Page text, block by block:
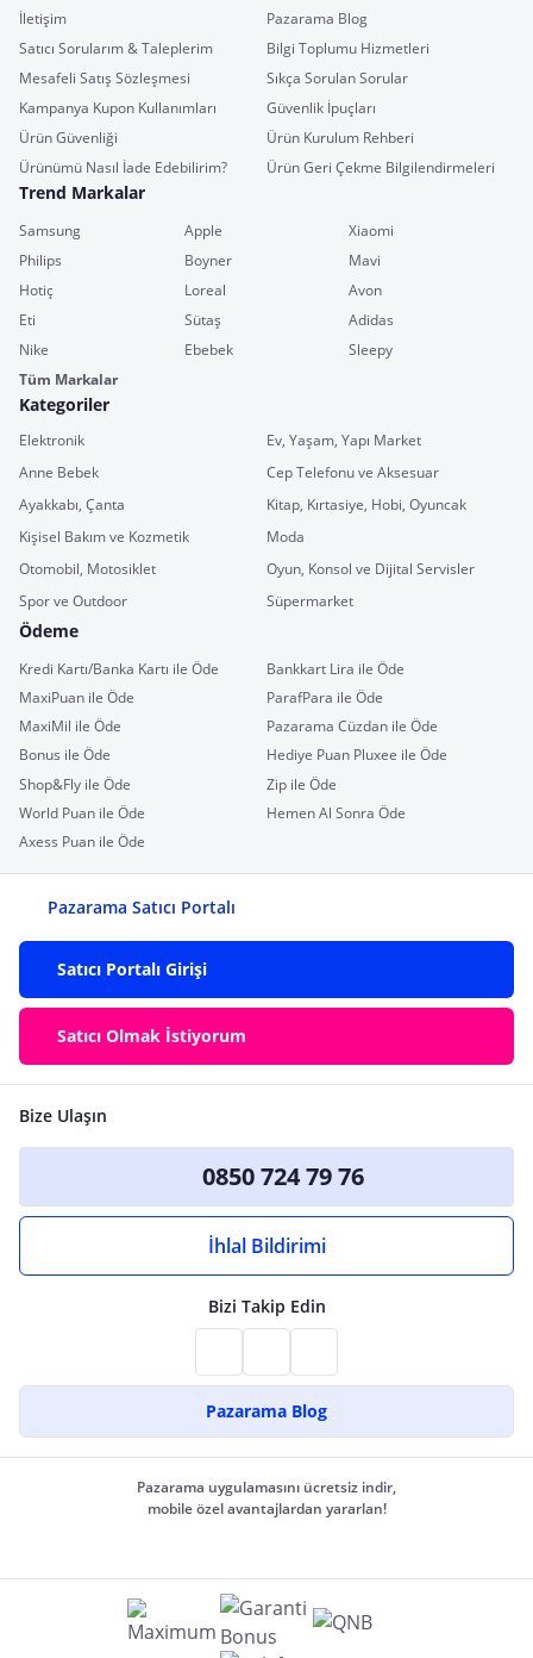
İletişim
Pazarama Blog
Satıcı Sorularım & Taleplerim
Bilgi Toplumu Hizmetleri
Mesafeli Satış Sözleşmesi
Sıkça Sorulan Sorular
Kampanya Kupon Kullanımları
Güvenlik İpuçları
Ürün Güvenliği
Ürün Kurulum Rehberi
Ürünümü Nasıl İade Edebilirim?
Ürün Geri Çekme Bilgilendirmeleri
Trend Markalar
Samsung Apple
Xiaomi
Philips
Boyner
Mavi
Hotiç
Loreal
Avon
Eti
Sütaş
Adidas
Nike
Ebebek
Sleepy
Tüm Markalar
Kategoriler
Elektronik
Ev, Yaşam, Yapı Market
Anne Bebek
Cep Telefonu ve Aksesuar
Ayakkabı, Çanta
Kitap, Kırtasiye, Hobi, Oyuncak
Kişisel Bakım ve Kozmetik
Moda
Otomobil, Motosiklet
Oyun, Konsol ve Dijital Servisler
Spor ve Outdoor
Süpermarket
Ödeme
Kredi Kartı/Banka Kartı ile Öde
Bankkart Lira ile Öde
MaxiPuan ile Öde
ParafPara ile Öde
MaxiMil ile Öde
Pazarama Cüzdan ile Öde
Bonus ile Öde
Hediye Puan Pluxee ile Öde
Shop&Fly ile Öde
Zip ile Öde
World Puan ile Öde
Hemen Al Sonra Öde
Axess Puan ile Öde
Pazarama Satıcı Portalı
Satıcı Portalı Girişi
Satıcı Olmak İstiyorum
Bize Ulaşın
0850 724 79 76
İhlal Bildirimi
Bizi Takip Edin
Pazarama Blog
Pazarama uygulamasını ücretsiz indir,
mobile özel avantajlardan yararlan!